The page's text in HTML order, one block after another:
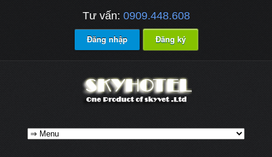
Tư vấn: 0909.448.608
Đăng nhập Đăng ký